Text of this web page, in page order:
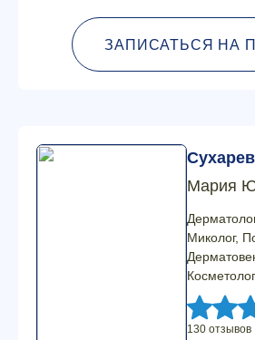
ЗАПИСАТЬСЯ НА
Мария
Миколог,
130 отзывов